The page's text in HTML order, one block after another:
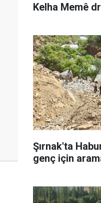
Kelha Memê
Şırnak'ta
genç için